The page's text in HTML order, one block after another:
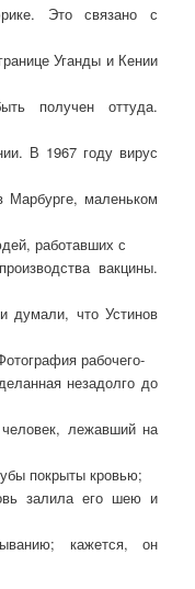
Это связано с
Уганды и Кении
получен оттуда.
В 1967 году вирус
Марбурге, маленьком
работавших с
вакцины.
думали, что Устинов
рабочего-
незадолго до
лежавший на
покрыты кровью;
залила его шею и
кажется, он